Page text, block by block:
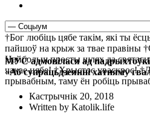
†Бог любіць цябе такім, які ты
пайшоў на крыж за твае правіны
Найбольш просты шлях да
чакае цябе! †Хрыстос уваскрос!
прывабным, таму ён робіць
МУС адмовілася ад падрыхтоўкі
«Аб супрацьдзеянні хатняму
Кастрычнік 20, 2018
Written by Katolik.life